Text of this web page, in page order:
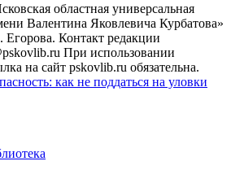
областная универсальная
Валентина Яковлевича Курбатова»
Контакт редакции
При использовании
на сайт pskovlib.ru обязательна.
как не поддаться на уловки